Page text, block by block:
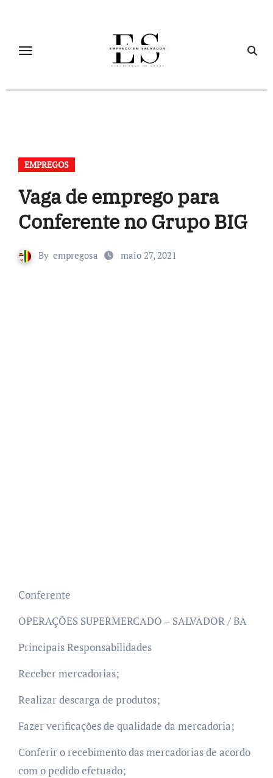
EMPREGOS
Vaga de emprego para
Conferente no Grupo BIG
By empregosa maio 27, 2021
Conferente
OPERAÇÕES SUPERMERCADO – SALVADOR / BA
Principais Responsabilidades
Receber mercadorias;
Realizar descarga de produtos;
Fazer verificações de qualidade da mercadoria;
Conferir o recebimento das mercadorias de acordo
com o pedido efetuado;